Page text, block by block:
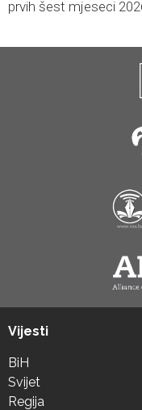
prvih šest mjeseci
Vijesti
BiH
Svijet
Regija